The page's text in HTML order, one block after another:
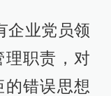
企业党员领
理职责，对
错误思想